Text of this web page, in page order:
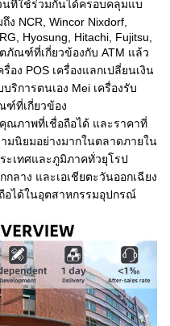
นที่ใช้ร่วมกันได้ครอบคลุมแบ
NCR, Wincor Nixdorf,
Hyosung, Hitachi, Fujitsu,
ภัณฑ์ที่เกี่ยวข้องกับ ATM แล้ว
ง POS เครื่องแลกเปลี่ยนเงิน
ริการตนเอง Mei เครื่องรับ
ฑ์ที่เกี่ยวข้อง
ณภาพที่เชื่อถือได้ และราคาที่
นิยมอย่างมากในตลาดภายใน
ะเทศและภูมิภาคทั่วยุโรป
ลาง และเอเชียตะวันออกเฉียง
ได้ในอุตสาหกรรมอุปกรณ์